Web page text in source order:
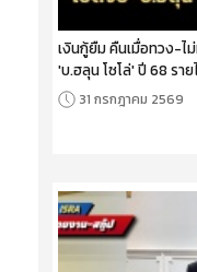
เงินกู้ยืม คืนเมื่อทวง-
'บ.ฮลุน โซโล่' ปี 68 ราย
31 กรกฎาคม 2569